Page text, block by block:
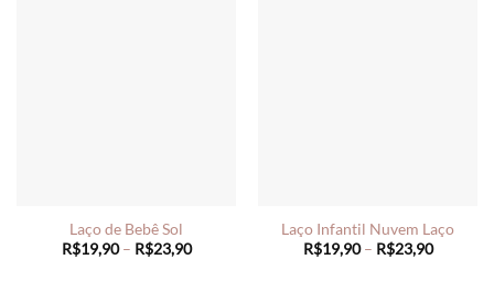
Laço de Bebê Sol
R$19,90 – R$23,90Price
Laço Infantil Nuvem Laço
R$19,90 – R$23,90Price